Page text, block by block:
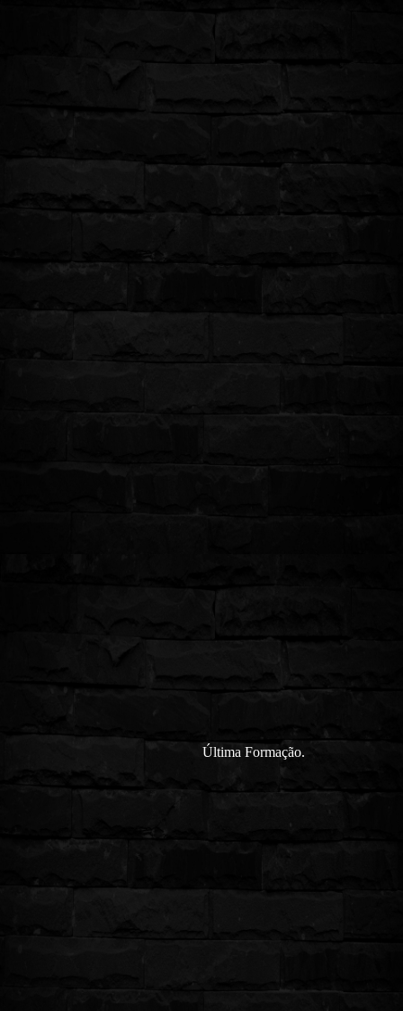
Última Formação.